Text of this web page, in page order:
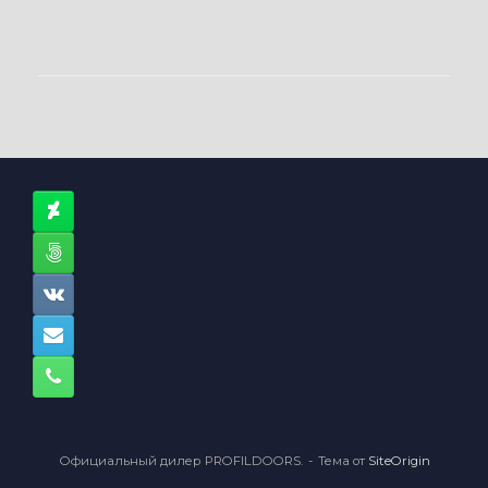
Официальный дилер PROFILDOORS. Тема от SiteOrigin